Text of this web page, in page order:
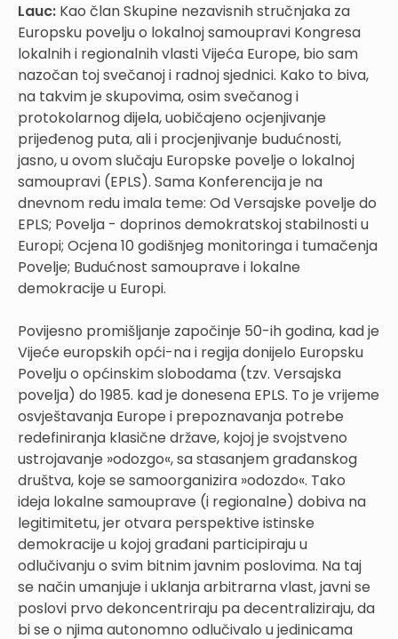
Lauc: Kao član Skupine nezavisnih stručnjaka za
Europsku povelju o lokalnoj samoupravi Kongresa
lokalnih i regionalnih vlasti Vijeća Europe, bio sam
nazočan toj svečanoj i radnoj sjednici. Kako to biva,
na takvim je skupovima, osim svečanog i
protokolarnog dijela, uobičajeno ocjenjivanje
prijeđenog puta, ali i procjenjivanje budućnosti,
jasno, u ovom slučaju Europske povelje o lokalnoj
samoupravi (EPLS). Sama Konferencija je na
dnevnom redu imala teme: Od Versajske povelje do
EPLS; Povelja - doprinos demokratskoj stabilnosti u
Europi; Ocjena 10 godišnjeg monitoringa i tumačenja
Povelje; Budućnost samouprave i lokalne
demokracije u Europi.
Povijesno promišljanje započinje 50-ih godina, kad je
Vijeće europskih opći-na i regija donijelo Europsku
Povelju o općinskim slobodama (tzv. Versajska
povelja) do 1985. kad je donesena EPLS. To je vrijeme
osvještavanja Europe i prepoznavanja potrebe
redefiniranja klasične države, kojoj je svojstveno
ustrojavanje »odozgo«, sa stasanjem građanskog
društva, koje se samoorganizira »odozdo«. Tako
ideja lokalne samouprave (i regionalne) dobiva na
legitimitetu, jer otvara perspektive istinske
demokracije u kojoj građani participiraju u
odlučivanju o svim bitnim javnim poslovima. Na taj
se način umanjuje i uklanja arbitrarna vlast, javni se
poslovi prvo dekoncentriraju pa decentraliziraju, da
bi se o njima autonomno odlučivalo u jedinicama